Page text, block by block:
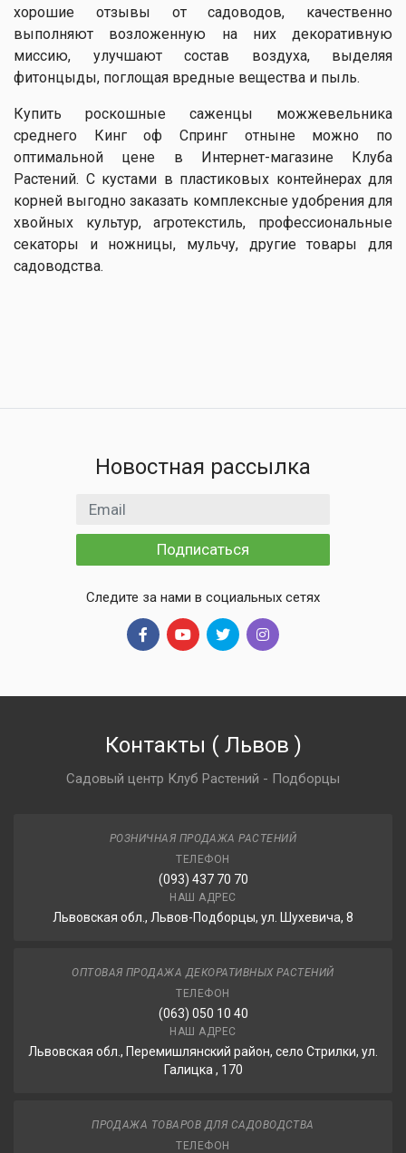
хорошие отзывы от садоводов, качественно
выполняют возложенную на них декоративную
миссию, улучшают состав воздуха, выделяя
фитонцыды, поглощая вредные вещества и пыль.
Купить роскошные саженцы можжевельника
среднего Кинг оф Спринг отныне можно по
оптимальной цене в Интернет-магазине Клуба
Растений. С кустами в пластиковых контейнерах для
корней выгодно заказать комплексные удобрения для
хвойных культур, агротекстиль, профессиональные
секаторы и ножницы, мульчу, другие товары для
садоводства.
Новостная рассылка
Email адрес
Подписаться
Следите за нами в социальных сетях
Контакты ( Львов )
Садовый центр Клуб Растений - Подборцы
РОЗНИЧНАЯ ПРОДАЖА РАСТЕНИЙ
ТЕЛЕФОН
(093) 437 70 70
НАШ АДРЕС
Львовская обл., Львов-Подборцы, ул. Шухевича, 8
ОПТОВАЯ ПРОДАЖА ДЕКОРАТИВНЫХ РАСТЕНИЙ
ТЕЛЕФОН
(063) 050 10 40
НАШ АДРЕС
Львовская обл., Перемишлянский район, село Стрилки, ул.
Галицка , 170
ПРОДАЖА ТОВАРОВ ДЛЯ САДОВОДСТВА
ТЕЛЕФОН